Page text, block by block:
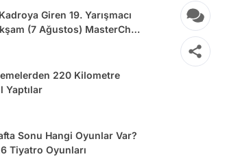
Giren 19. Yarışmacı
(7 Ağustos) MasterChef
220 Kilometre
Yaptılar
Sonu Hangi Oyunlar Var?
Tiyatro Oyunları